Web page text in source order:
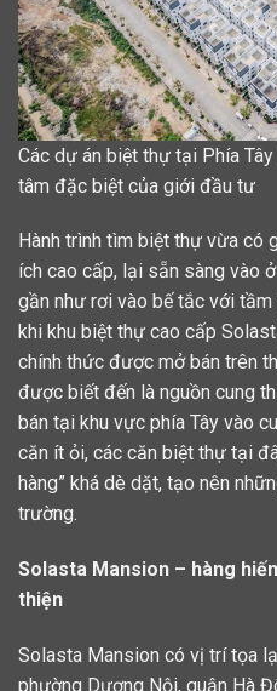
Các dự án biệt thự tại Phía
tâm đặc biệt của giới đầu tư
Hành trình tìm biệt thự vừa có
ích cao cấp, lại sẵn sàng vào
gần như rơi vào bế tắc với
khi khu biệt thự cao cấp
chính thức được mở bán trên
được biết đến là nguồn cung
bán tại khu vực phía Tây vào
căn ít ỏi, các căn biệt thự tại
hàng” khá dè dặt, tạo nên
trường.
Solasta Mansion – hàng
thiện
Solasta Mansion có vị trí tọa
phường Dương Nội, quận Hà